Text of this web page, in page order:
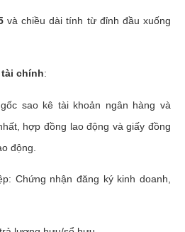
và chiều dài tính từ đỉnh đầu xuống
chính:
sao kê tài khoản ngân hàng và
hợp đồng lao động và giấy đồng
động.
Chứng nhận đăng ký kinh doanh,